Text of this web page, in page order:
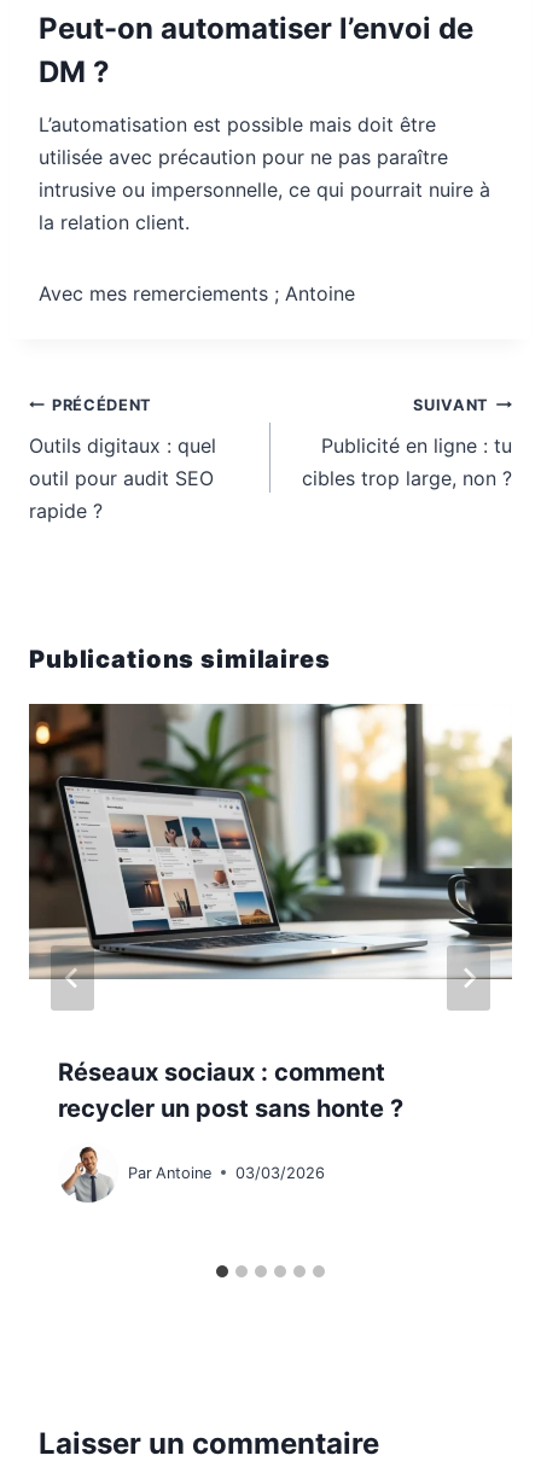
Peut-on automatiser l’envoi de
DM ?
L’automatisation est possible mais doit être
utilisée avec précaution pour ne pas paraître
intrusive ou impersonnelle, ce qui pourrait nuire à
la relation client.
Avec mes remerciements ; Antoine
Navigation
de
l’article
PRÉCÉDENT
Outils digitaux : quel
outil pour audit SEO
rapide ?
SUIVANT
Publicité en ligne : tu
cibles trop large, non ?
Publications similaires
Réseaux sociaux : comment
recycler un post sans honte ?
Par Antoine 03/03/2026
Laisser un commentaire